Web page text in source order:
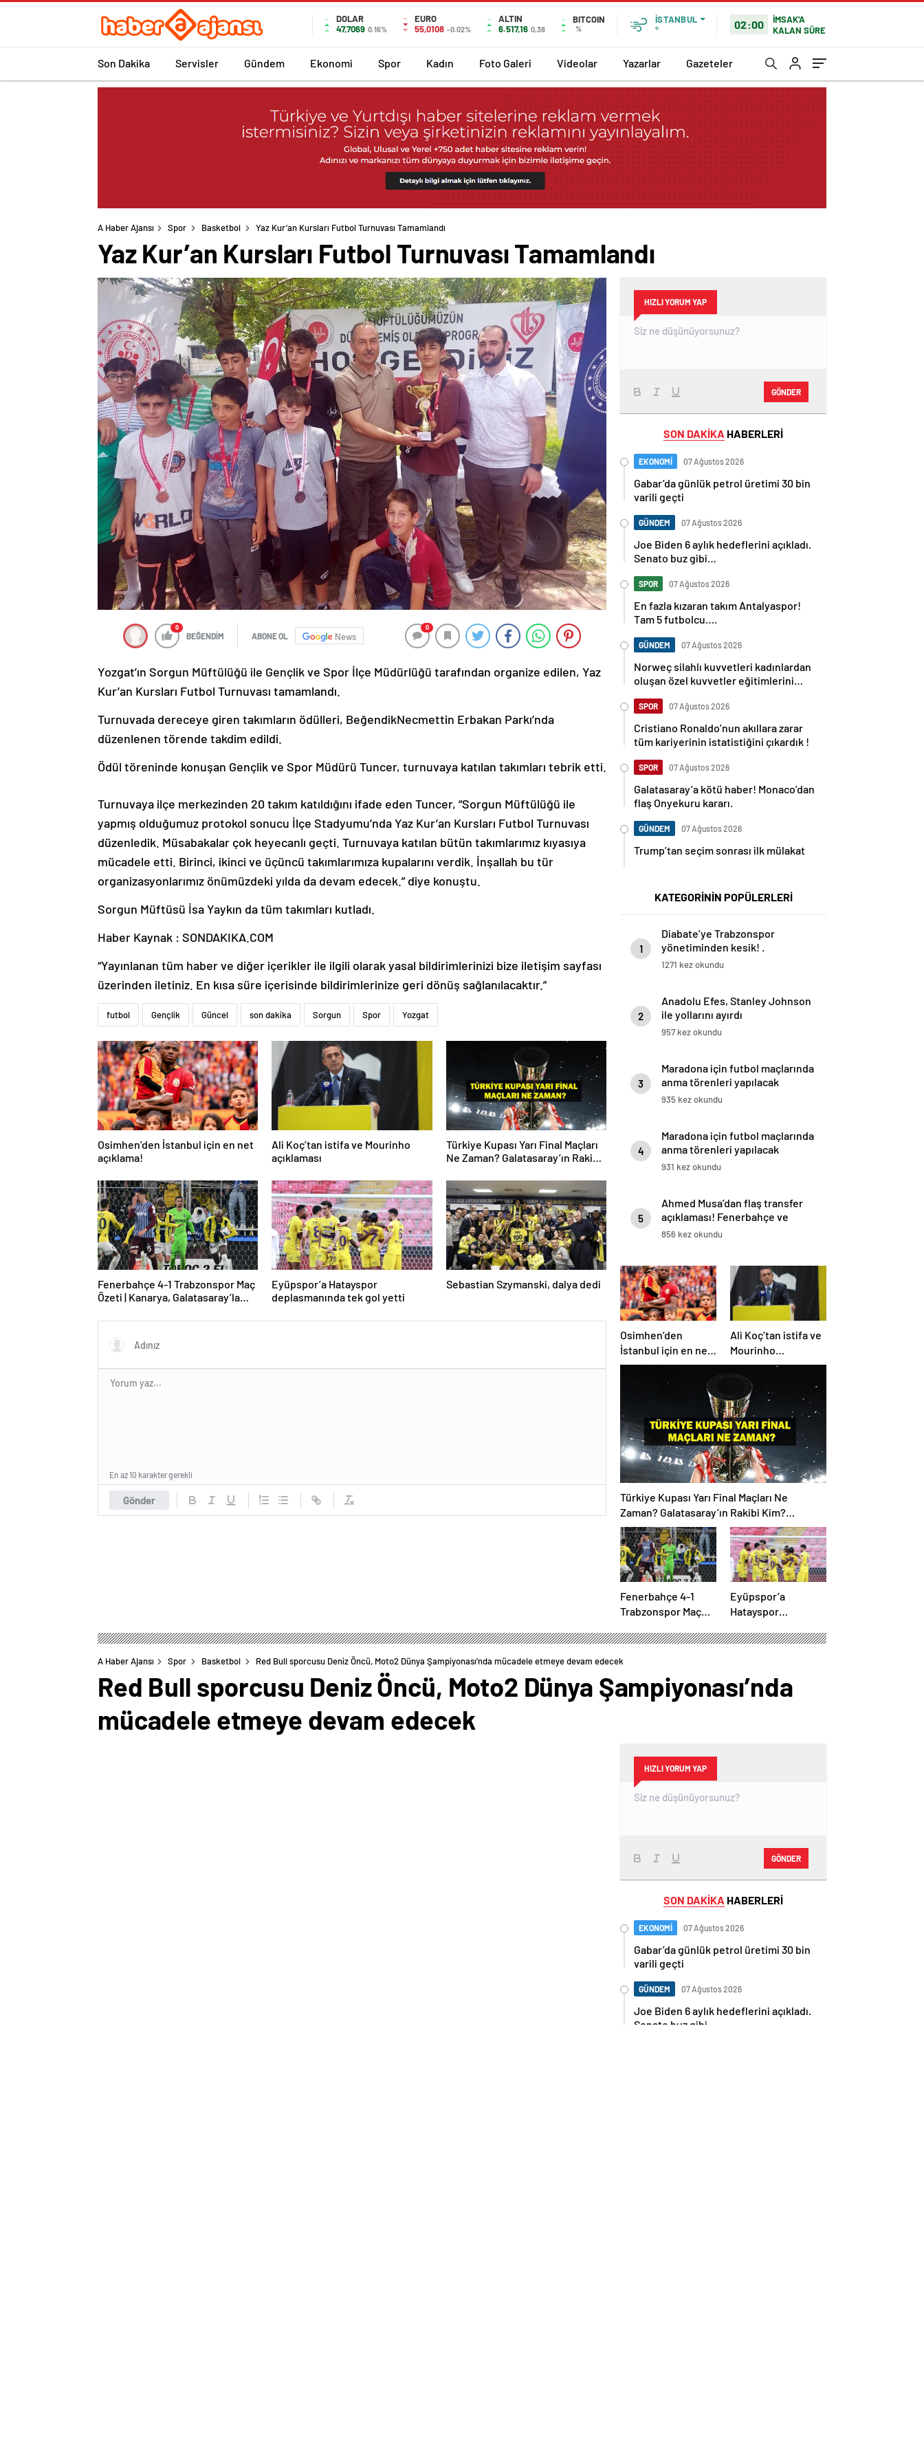
DOLAR
47,7069 0.16%
EURO
55,0108 -0.02%
ALTIN
6.517,16 0,38
BITCOIN
%
İSTANBUL
°
02:00
İMSAK'A
KALAN SÜRE
Son Dakika Servisler Gündem Ekonomi Spor Kadın Foto Galeri Videolar Yazarlar Gazeteler
A Haber Ajansı Spor Basketbol Yaz Kur’an Kursları Futbol Turnuvası Tamamlandı
Yaz Kur’an Kursları Futbol Turnuvası Tamamlandı
0
BEĞENDİM ABONE OL News
0
Yozgat’ın Sorgun Müftülüğü ile Gençlik ve Spor İlçe Müdürlüğü tarafından organize edilen, Yaz
Kur’an Kursları Futbol Turnuvası tamamlandı.
Turnuvada dereceye giren takımların ödülleri, BeğendikNecmettin Erbakan Parkı’nda
düzenlenen törende takdim edildi.
Ödül töreninde konuşan Gençlik ve Spor Müdürü Tuncer, turnuvaya katılan takımları tebrik etti.
Turnuvaya ilçe merkezinden 20 takım katıldığını ifade eden Tuncer, “Sorgun Müftülüğü ile
yapmış olduğumuz protokol sonucu İlçe Stadyumu’nda Yaz Kur’an Kursları Futbol Turnuvası
düzenledik. Müsabakalar çok heyecanlı geçti. Turnuvaya katılan bütün takımlarımız kıyasıya
mücadele etti. Birinci, ikinci ve üçüncü takımlarımıza kupalarını verdik. İnşallah bu tür
organizasyonlarımız önümüzdeki yılda da devam edecek.” diye konuştu.
Sorgun Müftüsü İsa Yaykın da tüm takımları kutladı.
Haber Kaynak : SONDAKIKA.COM
“Yayınlanan tüm haber ve diğer içerikler ile ilgili olarak yasal bildirimlerinizi bize iletişim sayfası
üzerinden iletiniz. En kısa süre içerisinde bildirimlerinize geri dönüş sağlanılacaktır.”
futbol Gençlik Güncel son dakika Sorgun Spor Yozgat
Osimhen’den İstanbul için en net
açıklama!
Ali Koç’tan istifa ve Mourinho
açıklaması
Türkiye Kupası Yarı Final Maçları
Ne Zaman? Galatasaray’ın Rakibi
ZTK Yarı Finalistler Belli Oldu
Fenerbahçe 4-1 Trabzonspor Maç
Özeti | Kanarya, Galatasaray’la
Eyüpspor’a Hatayspor
deplasmanında tek gol yetti
Sebastian Szymanski, dalya dedi
Gönder
En az 10 karakter gerekli
HIZLI YORUM YAP
GÖNDER
SON DAKİKA HABERLERİ
EKONOMİ 07 Ağustos 2026
Gabar’da günlük petrol üretimi 30 bin
varili geçti
GÜNDEM 07 Ağustos 2026
Joe Biden 6 aylık hedeflerini açıkladı.
Senato buz gibi…
SPOR 07 Ağustos 2026
En fazla kızaran takım Antalyaspor!
Tam 5 futbolcu….
GÜNDEM 07 Ağustos 2026
Norweç silahlı kuvvetleri kadınlardan
oluşan özel kuvvetler eğitimlerini
SPOR 07 Ağustos 2026
Cristiano Ronaldo’nun akıllara zarar
tüm kariyerinin istatistiğini çıkardık !
SPOR 07 Ağustos 2026
Galatasaray’a kötü haber! Monaco’dan
flaş Onyekuru kararı.
GÜNDEM 07 Ağustos 2026
Trump’tan seçim sonrası ilk mülakat
KATEGORİNİN POPÜLERLERİ
1
Diabate’ye Trabzonspor
yönetiminden kesik! .
1271 kez okundu
2
Anadolu Efes, Stanley Johnson
ile yollarını ayırdı
957 kez okundu
3
Maradona için futbol maçlarında
anma törenleri yapılacak
935 kez okundu
4
Maradona için futbol maçlarında
anma törenleri yapılacak
931 kez okundu
5
Ahmed Musa’dan flaş transfer
açıklaması! Fenerbahçe ve
Galatasaray…
856 kez okundu
Osimhen’den
İstanbul için en net
açıklama!
Ali Koç’tan istifa ve
Mourinho
açıklaması
Türkiye Kupası Yarı Final Maçları Ne
Zaman? Galatasaray’ın Rakibi Kim?
Trabzonspor’un Rakibi Kim? ZTK Yarı
Finalistler Belli Oldu
Fenerbahçe 4-1
Trabzonspor Maç
Galatasaray’la farkı
azalttı
Eyüpspor’a
Hatayspor
gol yetti
A Haber Ajansı Spor Basketbol Red Bull sporcusu Deniz Öncü, Moto2 Dünya Şampiyonası’nda mücadele etmeye devam edecek
Red Bull sporcusu Deniz Öncü, Moto2 Dünya Şampiyonası’nda
mücadele etmeye devam edecek
HIZLI YORUM YAP
GÖNDER
SON DAKİKA HABERLERİ
EKONOMİ 07 Ağustos 2026
Gabar’da günlük petrol üretimi 30 bin
varili geçti
GÜNDEM 07 Ağustos 2026
Joe Biden 6 aylık hedeflerini açıkladı.
Senato buz gibi…